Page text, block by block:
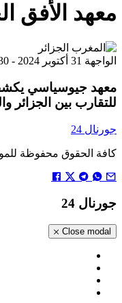
معهد الأفق
الواجهة 31 أكتوبر 2024 - 22:30
معهد جيوسياسي
للتقارب بين الجزائر
جورنال 24
كافة الحقوق محفوظة للموقع
جورنال 24
Close modal